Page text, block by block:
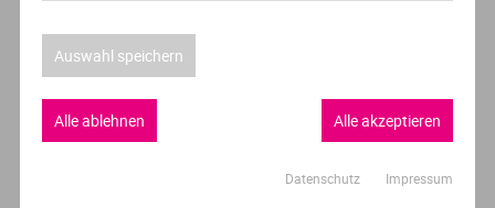
Gesundheitspsychologie & Medizinpädagogik
FOM Hochschule für Oekonomie & Management
Auswahl speichern
Alle akzeptieren
Alle ablehnen
Datenschutz Impressum